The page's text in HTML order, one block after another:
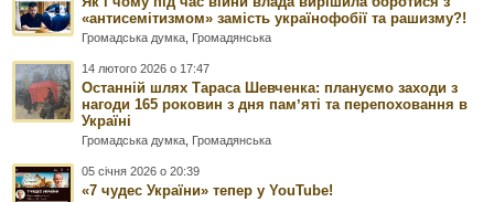
«антисемітизмом» замість українофобії та рашизму?!
Громадська думка, Громадянська
14 лютого 2026 о 17:47
Останній шлях Тараса Шевченка: плануємо заходи з
нагоди 165 роковин з дня памʼяті та перепоховання в
Україні
Громадська думка, Громадянська
05 січня 2026 о 20:39
«7 чудес України» тепер у YouTube!